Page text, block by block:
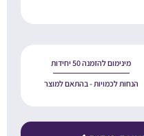
50 יחידות
- בהתאם למוצר